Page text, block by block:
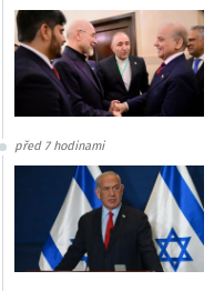
před 7 hodinami